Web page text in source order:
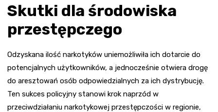
Skutki dla środowiska
przestępczego
Odzyskana ilość narkotyków uniemożliwiła ich dotarcie do
potencjalnych użytkowników, a jednocześnie otwiera drogę
do aresztowań osób odpowiedzialnych za ich dystrybucję.
Ten sukces policyjny stanowi krok naprzód w
przeciwdziałaniu narkotykowej przestępczości w regionie,